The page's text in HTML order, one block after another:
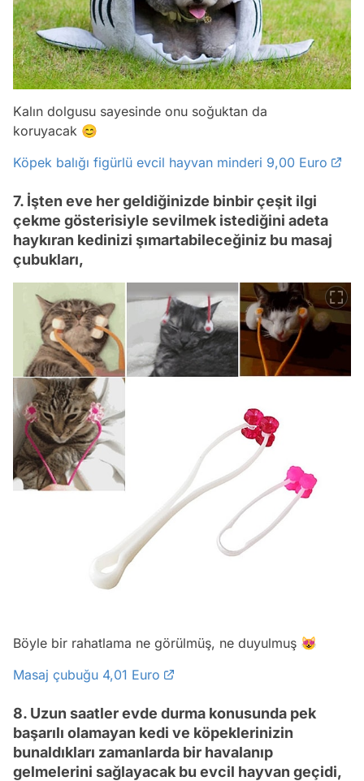
Kalın dolgusu sayesinde onu soğuktan da
koruyacak 😊
Köpek balığı figürlü evcil hayvan minderi 9,00 Euro
7. İşten eve her geldiğinizde binbir çeşit ilgi
çekme gösterisiyle sevilmek istediğini adeta
haykıran kedinizi şımartabileceğiniz bu masaj
çubukları,
Böyle bir rahatlama ne görülmüş, ne duyulmuş 😻
Masaj çubuğu 4,01 Euro
8. Uzun saatler evde durma konusunda pek
başarılı olamayan kedi ve köpeklerinizin
bunaldıkları zamanlarda bir havalanıp
gelmelerini sağlayacak bu evcil hayvan geçidi,